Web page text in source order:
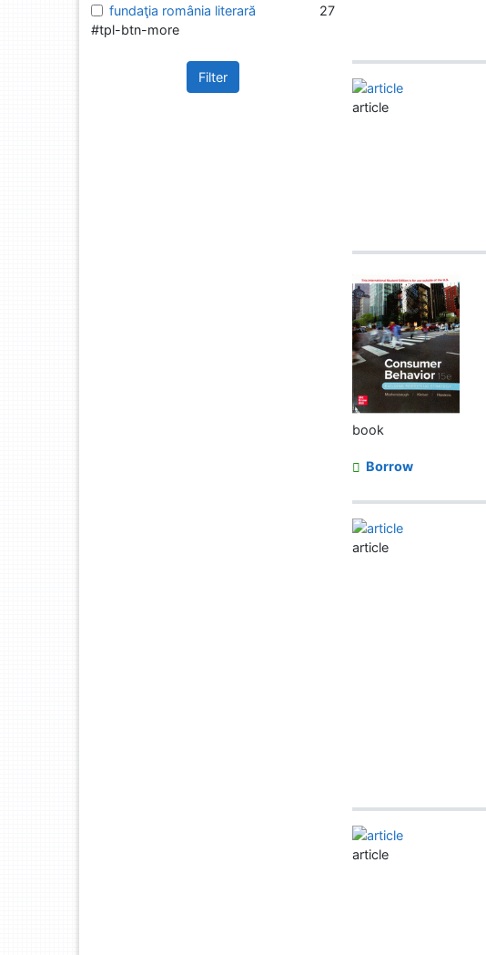
article
book
Borrow
article
article
fundaţia românia literară
27
#tpl-btn-more
Filter